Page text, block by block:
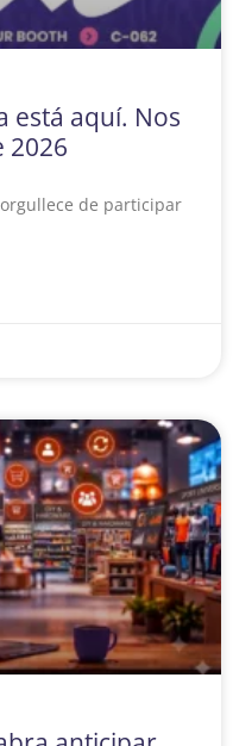
está aquí. Nos
2026
de participar